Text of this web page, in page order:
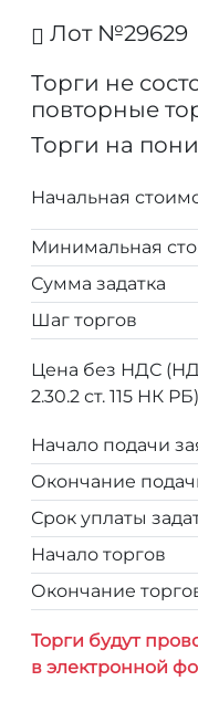
Лот №29629
Торги не
повторные
Торги на
Начальная
Минимальная
Сумма задатка
Шаг торгов
Цена без НДС
2.30.2 ст. 115 НК РБ)
Начало подачи
Окончание
Срок уплаты
Начало торгов
Окончание
Торги будут
в электронной